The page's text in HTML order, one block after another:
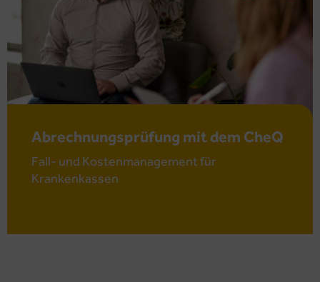
Abrechnungsprüfung mit dem CheQ
Fall- und Kostenmanagement für
Krankenkassen